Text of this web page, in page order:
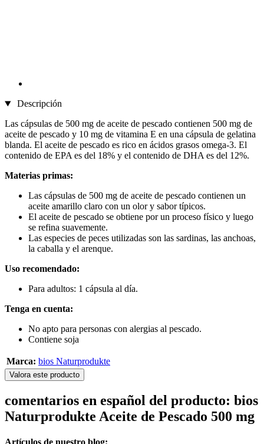
Descripción
Las cápsulas de 500 mg de aceite de pescado contienen 500 mg de
aceite de pescado y 10 mg de vitamina E en una cápsula de gelatina
blanda. El aceite de pescado es rico en ácidos grasos omega-3. El
contenido de EPA es del 18% y el contenido de DHA es del 12%.
Materias primas:
Las cápsulas de 500 mg de aceite de pescado contienen un
aceite amarillo claro con un olor y sabor típicos.
El aceite de pescado se obtiene por un proceso físico y luego
se refina suavemente.
Las especies de peces utilizadas son las sardinas, las anchoas,
la caballa y el arenque.
Uso recomendado:
Para adultos: 1 cápsula al día.
Tenga en cuenta:
No apto para personas con alergias al pescado.
Contiene soja
Marca: bios Naturprodukte
Valora este producto
comentarios en español del producto: bios
Naturprodukte Aceite de Pescado 500 mg